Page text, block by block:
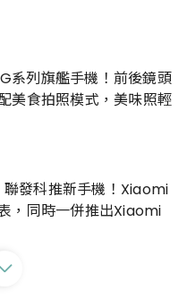
系列旗艦手機！前後鏡頭
美食拍照模式，美味照輕
聯發科推新手機！Xiaomi
，同時一併推出Xiaomi